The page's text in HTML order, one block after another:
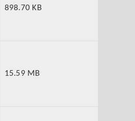
898.70 KB
15.59 MB